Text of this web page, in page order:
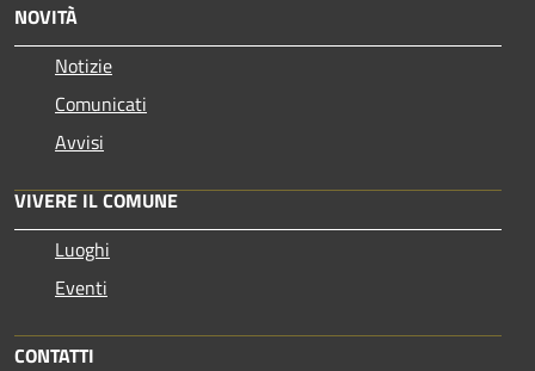
NOVITÀ
Notizie
Comunicati
Avvisi
VIVERE IL COMUNE
Luoghi
Eventi
CONTATTI